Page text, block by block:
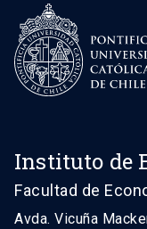
Instituto de
Facultad de
Avda. Vicuña